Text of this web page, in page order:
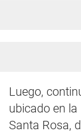
Luego,
ubicado en la
Santa Rosa,